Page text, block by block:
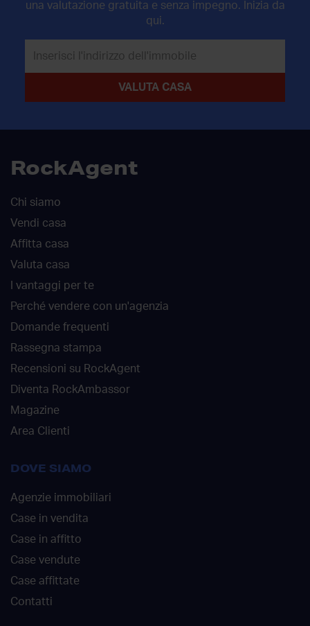
una valutazione gratuita e senza impegno. Inizia da
qui.
RockAgent
Chi siamo
Vendi casa
Affitta casa
Valuta casa
I vantaggi per te
Perché vendere con un'agenzia
Domande frequenti
Rassegna stampa
Recensioni su RockAgent
Diventa RockAmbassor
Magazine
Area Clienti
DOVE SIAMO
Agenzie immobiliari
Case in vendita
Case in affitto
Case vendute
Case affittate
Contatti